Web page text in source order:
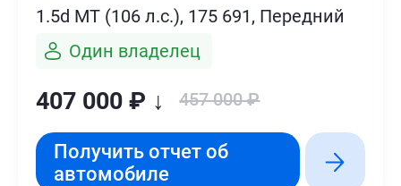
1.5d MT (106 л.с.), 175 691, Передний
Один владелец
407 000 ₽ ↓ 457 000 ₽
Получить отчет об
автомобиле